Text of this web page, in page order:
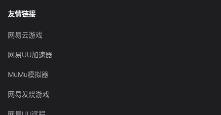
友情链接
网易云游戏
网易UU加速器
MuMu模拟器
网易发烧游戏